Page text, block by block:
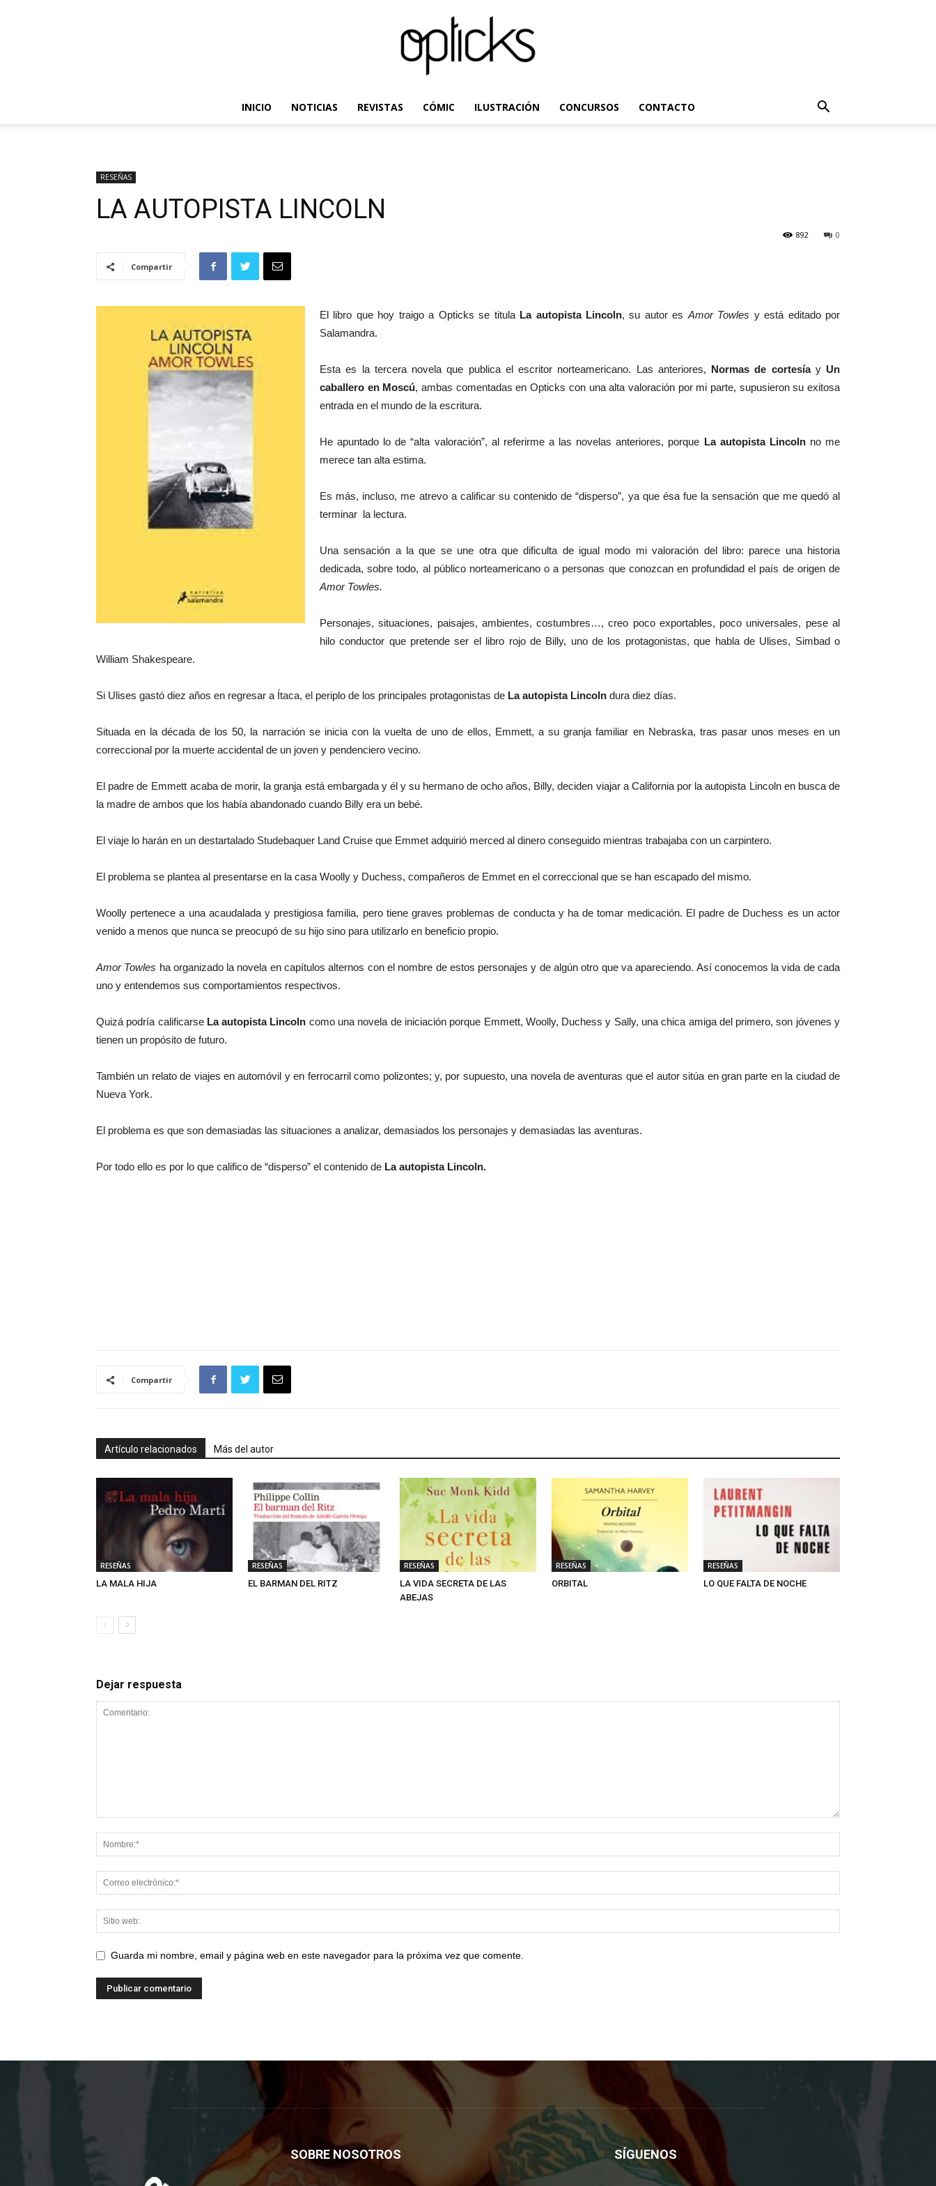
INICIO NOTICIAS REVISTAS CÓMIC ILUSTRACIÓN CONCURSOS CONTACTO
RESEÑAS
LA AUTOPISTA LINCOLN
0
892
Compartir
El libro que hoy traigo a Opticks se titula La autopista Lincoln, su autor es Amor Towles y está editado por
Salamandra.
Esta es la tercera novela que publica el escritor norteamericano. Las anteriores, Normas de cortesía y Un
caballero en Moscú, ambas comentadas en Opticks con una alta valoración por mi parte, supusieron su exitosa
entrada en el mundo de la escritura.
He apuntado lo de “alta valoración”, al referirme a las novelas anteriores, porque La autopista Lincoln no me
merece tan alta estima.
Es más, incluso, me atrevo a calificar su contenido de “disperso”, ya que ésa fue la sensación que me quedó al
terminar la lectura.
Una sensación a la que se une otra que dificulta de igual modo mi valoración del libro: parece una historia
dedicada, sobre todo, al público norteamericano o a personas que conozcan en profundidad el país de origen de
Amor Towles.
Personajes, situaciones, paisajes, ambientes, costumbres…, creo poco exportables, poco universales, pese al
hilo conductor que pretende ser el libro rojo de Billy, uno de los protagonistas, que habla de Ulises, Simbad o
William Shakespeare.
Si Ulises gastó diez años en regresar a Ítaca, el periplo de los principales protagonistas de La autopista Lincoln dura diez días.
Situada en la década de los 50, la narración se inicia con la vuelta de uno de ellos, Emmett, a su granja familiar en Nebraska, tras pasar unos meses en un
correccional por la muerte accidental de un joven y pendenciero vecino.
El padre de Emmett acaba de morir, la granja está embargada y él y su hermano de ocho años, Billy, deciden viajar a California por la autopista Lincoln en busca de
la madre de ambos que los había abandonado cuando Billy era un bebé.
El viaje lo harán en un destartalado Studebaquer Land Cruise que Emmet adquirió merced al dinero conseguido mientras trabajaba con un carpintero.
El problema se plantea al presentarse en la casa Woolly y Duchess, compañeros de Emmet en el correccional que se han escapado del mismo.
Woolly pertenece a una acaudalada y prestigiosa familia, pero tiene graves problemas de conducta y ha de tomar medicación. El padre de Duchess es un actor
venido a menos que nunca se preocupó de su hijo sino para utilizarlo en beneficio propio.
Amor Towles ha organizado la novela en capítulos alternos con el nombre de estos personajes y de algún otro que va apareciendo. Así conocemos la vida de cada
uno y entendemos sus comportamientos respectivos.
Quizá podría calificarse La autopista Lincoln como una novela de iniciación porque Emmett, Woolly, Duchess y Sally, una chica amiga del primero, son jóvenes y
tienen un propósito de futuro.
También un relato de viajes en automóvil y en ferrocarril como polizontes; y, por supuesto, una novela de aventuras que el autor sitúa en gran parte en la ciudad de
Nueva York.
El problema es que son demasiadas las situaciones a analizar, demasiados los personajes y demasiadas las aventuras.
Por todo ello es por lo que califico de “disperso” el contenido de La autopista Lincoln.
Compartir
Artículo relacionados Más del autor
RESEÑAS
LA MALA HIJA
RESEÑAS
EL BARMAN DEL RITZ
RESEÑAS
LA VIDA SECRETA DE LAS
ABEJAS
RESEÑAS
ORBITAL
RESEÑAS
LO QUE FALTA DE NOCHE
Dejar respuesta
Guarda mi nombre, email y página web en este navegador para la próxima vez que comente.
SOBRE NOSOTROS SÍGUENOS